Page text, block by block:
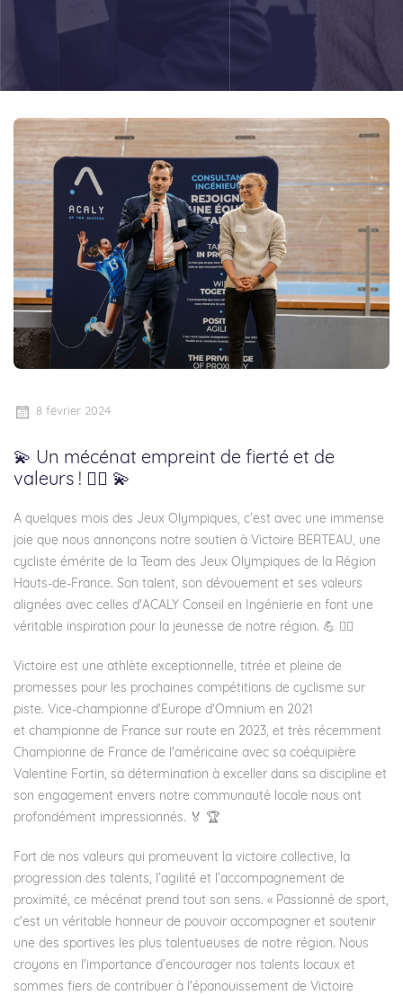
8 février 2024
💫 Un mécénat empreint de fierté et de
valeurs ! 🚴‍♀️ 💫
A quelques mois des Jeux Olympiques, c’est avec une immense
joie que nous annonçons notre soutien à Victoire BERTEAU, une
cycliste émérite de la Team des Jeux Olympiques de la Région
Hauts-de-France. Son talent, son dévouement et ses valeurs
alignées avec celles d'ACALY Conseil en Ingénierie en font une
véritable inspiration pour la jeunesse de notre région. 💪 🚴‍♀️
Victoire est une athlète exceptionnelle, titrée et pleine de
promesses pour les prochaines compétitions de cyclisme sur
piste. Vice-championne d'Europe d'Omnium en 2021
et championne de France sur route en 2023, et très récemment
Championne de France de l'américaine avec sa coéquipière
Valentine Fortin, sa détermination à exceller dans sa discipline et
son engagement envers notre communauté locale nous ont
profondément impressionnés. 🏅 🏆
Fort de nos valeurs qui promeuvent la victoire collective, la
progression des talents, l’agilité et l’accompagnement de
proximité, ce mécénat prend tout son sens. « Passionné de sport,
c'est un véritable honneur de pouvoir accompagner et soutenir
une des sportives les plus talentueuses de notre région. Nous
croyons en l'importance d’encourager nos talents locaux et
sommes fiers de contribuer à l'épanouissement de Victoire